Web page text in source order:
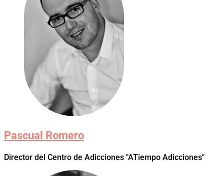
Pascual Romero
Director del Centro de Adicciones "ATiempo Adicciones"